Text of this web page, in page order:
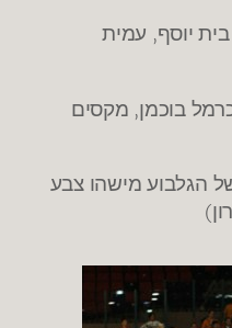
יוסף, עמית
בוכמן, מקסים
הגלבוע מישהו צבע